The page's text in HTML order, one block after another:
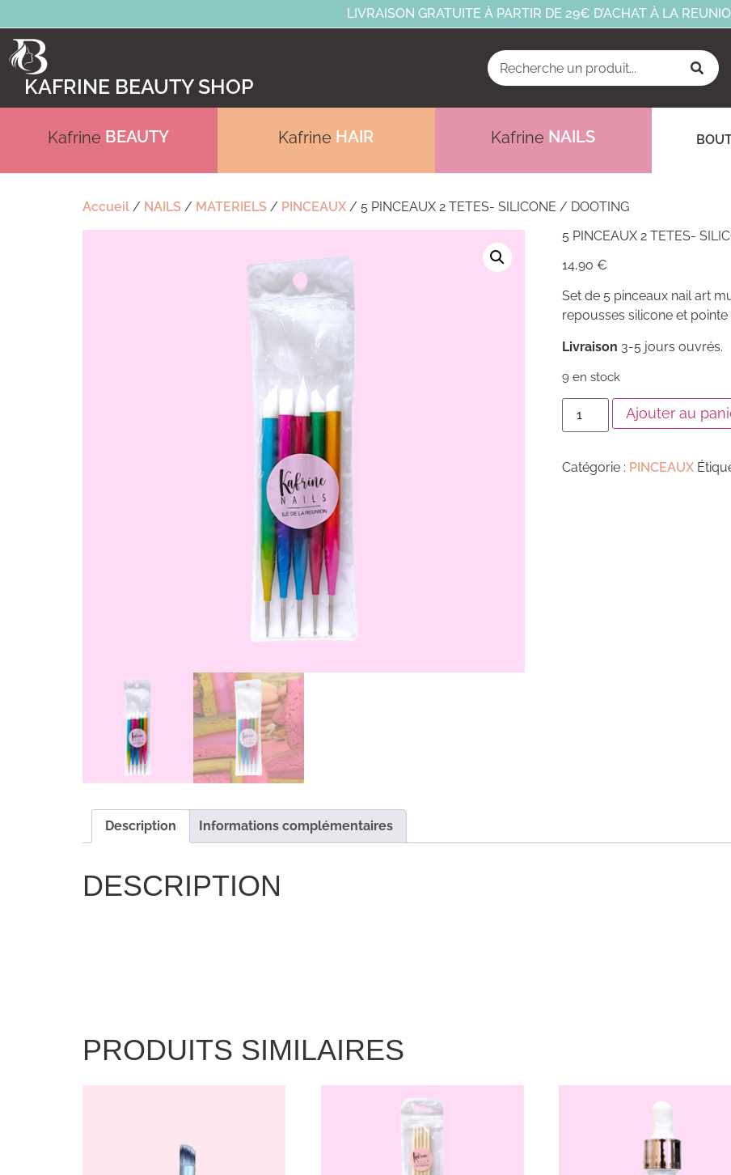
LIVRAISON GRATUITE À PARTIR DE 29€ D’ACHAT À LA
KAFRINE BEAUTY SHOP
Kafrine BEAUTY Kafrine HAIR Kafrine NAILS
Accueil / NAILS / MATERIELS / PINCEAUX / 5 PINCEAUX 2 TETES- SILICONE / DOOTING
5 PINCEAUX 2 TETES-
14,90 €
Set de 5 pinceaux nail art
repousses silicone et
Livraison 3-5 jours ouvrés.
9 en stock
Ajouter au
Catégorie : PINCEAUX
Description Informations complémentaires
DESCRIPTION
PRODUITS SIMILAIRES